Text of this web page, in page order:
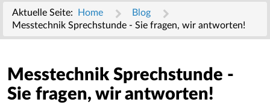
Aktuelle Seite: Home
Blog
Messtechnik Sprechstunde - Sie fragen, wir antworten!
Messtechnik Sprechstunde -
Sie fragen, wir antworten!